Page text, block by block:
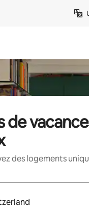
de
des logements
sont affichés,